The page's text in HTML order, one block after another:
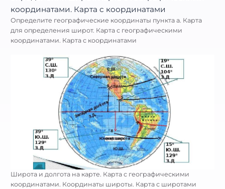
Определите географические координаты пункта а. Карта
для определения широт. Карта с географическими
координатами. Карта с координатами
Широта и долгота на карте. Карта с географическими
координатами. Координаты широты. Карта с широтами